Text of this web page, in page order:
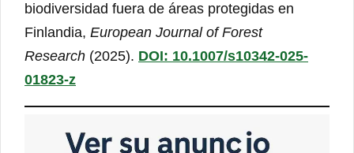
biodiversidad fuera de áreas protegidas en
Finlandia, European Journal of Forest
Research (2025). DOI: 10.1007/s10342-025-
01823-z